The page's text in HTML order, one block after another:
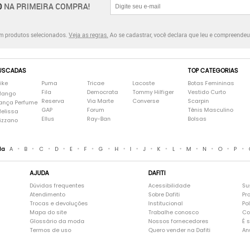
NA PRIMEIRA COMPRA!
produtos selecionados. Veja as regras. Ao se cadastrar, você declara que leu e
Perfume
Puma
Fila
Reserva
GAP
Ellus
Tricae
Democrata
Via Marte
Forum
Ray-Ban
Lacoste
Tommy Hilfiger
Converse
TOP CATEGORIAS
Botas Femininas
Vestido Curto
Scarpin
Tênis Masculino
Bolsas
A • B • C • D • E • F • G • H • I • J • K • L • M • N • O • P •
AJUDA
Dúvidas frequentes
Atendimento
Trocas e devoluções
Mapa do site
Glossário da moda
Termos de uso
DAFITI
Acessibilidade
Sobre Dafiti
Institucional
Trabalhe conosco
Nossos fornecedores
Quero vender na Dafiti
É